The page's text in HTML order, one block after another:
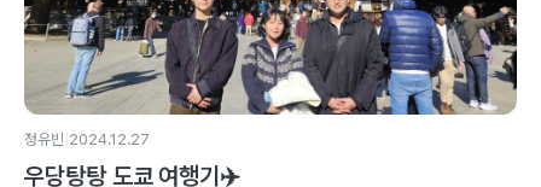
정유빈 2024.12.27
우당탕탕 도쿄 여행기✈️